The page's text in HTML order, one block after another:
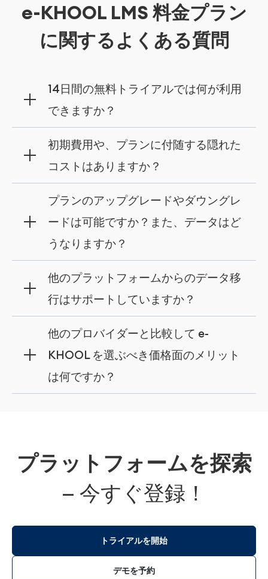
e-KHOOL LMS 料金プラン
に関するよくある質問
14日間の無料トライアルでは何が利用
できますか？
e-KHOOL LMS のすべての主要機能にフルアク
セスいただけます。管理者ポータルおよびユー
ザーポータルの両方を、必要なサポートを受け
ながら体験することが可能です。
初期費用や、プランに付随する隠れた
コストはありますか？
いいえ。e-KHOOL LMS では初期費用や隠れた
料金のみをお支払いいただくシンプルな料金体
系です。
プランのアップグレードやダウングレ
ードは可能ですか？また、データはど
うなりますか？
管理ダッシュボードからいつでも変更可能で
でき、ダウングレードした場合も保存されてい
るデータに影響を与えることなく利用状況を調
他のプラットフォームからのデータ移
行はサポートしていますか？
はい。専任チームが別のプラットフォームから
タの損失を防ぎながら迅速な導入を実現しま
す。
他のプロバイダーと比較して e-
KHOOL を選ぶべき価格面のメリット
は何ですか？
ため、非常に高い投資対効果を得られます。
プラットフォームを探索
— 今すぐ登録！
トライアルを開始
デモを予約